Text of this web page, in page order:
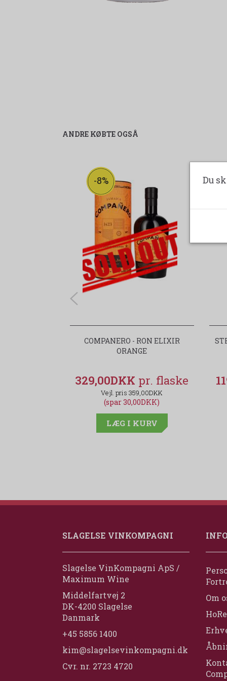
ANDRE KØBTE OGSÅ
-8%
udsolgt
COMPANERO - RON ELIXIR
ORANGE
329,00DKK
359,00DKK
(spar 30,00DKK)
LÆG I KURV
SLAGELSE VINKOMPAGNI
Slagelse VinKompagni ApS /
Maximum Wine
Middelfartvej 2
DK-4200 Slagelse
Danmark
+45 5856 1400
kim@slagelsevinkompagni.dk
Cvr. nr. 2723 4720
Om
Du